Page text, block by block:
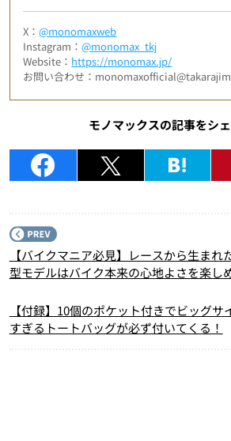
X：@monomaxweb
Instagram：@monomax_tkj
Website： https://monomax.jp/
お問い合わせ：
モノマックスの記事をシ
【バイクマニア必見】レースから生ま
型モデルはバイク本来の心地よさを楽し
【付録】10個のポケット付きでビッグサ
すぎるトートバッグが必ず付いてくる！